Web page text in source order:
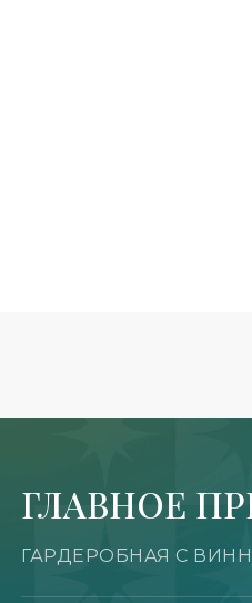
ГЛАВНОЕ
ГАРДЕРОБНАЯ С